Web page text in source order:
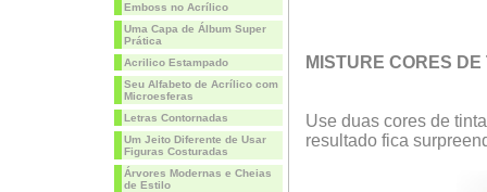
Emboss no Acrílico
Uma Capa de Álbum Super
Prática
Acrilico Estampado
Seu Alfabeto de Acrílico com
Microesferas
Letras Contornadas
Um Jeito Diferente de Usar
Figuras Costuradas
Árvores Modernas e Cheias
de Estilo
MISTURE CORES
Use duas cores de
resultado fica